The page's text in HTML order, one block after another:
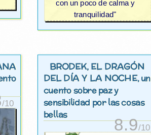
con un poco de calma y
tranquilidad"
/10
BRODEK, EL DRAGÓN
DEL DÍA Y LA NOCHE, un
cuento sobre paz y
sensibilidad por las cosas
bellas
8.9/10